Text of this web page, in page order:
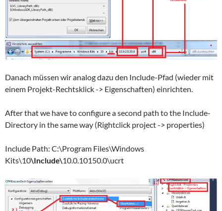
Danach müssen wir analog dazu den Include-Pfad (wieder mit
einem Projekt-Rechtsklick -> Eigenschaften) einrichten.
After that we have to configure a second path to the Include-
Directory in the same way (Rightclick project -> properties)
Include Path: C:\Program Files\Windows
Kits\10\Include\10.0.10150.0\ucrt